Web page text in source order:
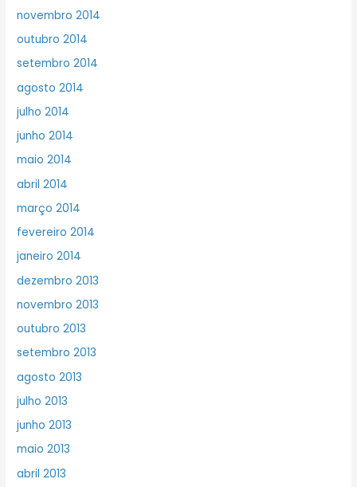
novembro 2014
outubro 2014
setembro 2014
agosto 2014
julho 2014
junho 2014
maio 2014
abril 2014
março 2014
fevereiro 2014
janeiro 2014
dezembro 2013
novembro 2013
outubro 2013
setembro 2013
agosto 2013
julho 2013
junho 2013
maio 2013
abril 2013